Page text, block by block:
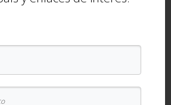
inmenso. Sumérgete en él,
pero que definen el Ser,
Sólo luz pura que difumina los